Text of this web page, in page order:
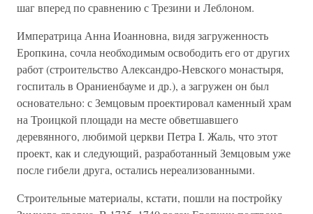
шаг вперед по сравнению с Трезини и Леблоном.
Императрица Анна Иоанновна, видя загруженность
Еропкина, сочла необходимым освободить его от других
работ (строительство Александро-Невского монастыря,
госпиталь в Ораниенбауме и др.), а загружен он был
основательно: с Земцовым проектировал каменный храм
на Троицкой площади на месте обветшавшего
деревянного, любимой церкви Петра I. Жаль, что этот
проект, как и следующий, разработанный Земцовым уже
после гибели друга, остались нереализованными.
Строительные материалы, кстати, пошли на постройку